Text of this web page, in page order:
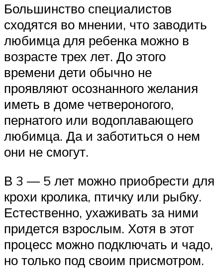
Большинство специалистов
сходятся во мнении, что заводить
любимца для ребенка можно в
возрасте трех лет. До этого
времени дети обычно не
проявляют осознанного желания
иметь в доме четвероногого,
пернатого или водоплавающего
любимца. Да и заботиться о нем
они не смогут.
В 3 — 5 лет можно приобрести для
крохи кролика, птичку или рыбку.
Естественно, ухаживать за ними
придется взрослым. Хотя в этот
процесс можно подключать и чадо,
но только под своим присмотром.